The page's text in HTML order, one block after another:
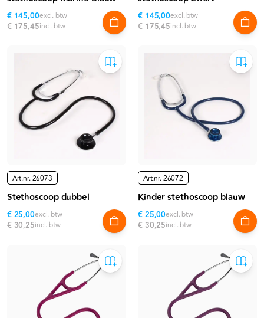
€ 145,00excl. btw
€ 175,45incl. btw
€ 145,00excl. btw
€ 175,45incl. btw
Art.nr.26073
Stethoscoop dubbel
€ 25,00excl. btw
€ 30,25incl. btw
Art.nr.26072
Kinder stethoscoop blauw
€ 25,00excl. btw
€ 30,25incl. btw